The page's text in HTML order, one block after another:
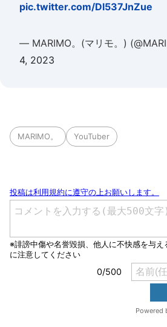
pic.twitter.com/Dl537JnZue
— MARIMO。(マリモ。)
4, 2023
MARIMO。 YouTuber